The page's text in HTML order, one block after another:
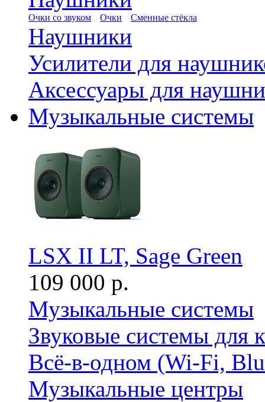
Очки со звуком Очки Сменные стёкла
Наушники
Усилители для
Аксессуары для
Музыкальные системы
LSX II LT, Sage Green
109 000 р.
Музыкальные системы
Звуковые системы для
Всё-в-одном (Wi-Fi,
Музыкальные центры